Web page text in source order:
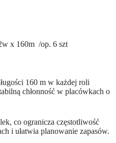
x 160m /op. 6 szt
160 m w każdej roli
chłonność w placówkach o
co ogranicza częstotliwość
i ułatwia planowanie zapasów.